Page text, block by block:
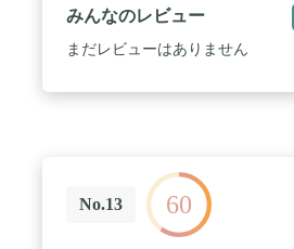
に優れた生地です。そして撥水
れています。 / ✅【ソロテントと
少人数のキャンプにオススメな
エステル65％、コットン35％、
属品：・本体×1・ペグ×8本・メ
ブロープ×4本・専用キャリーバ
(日本語) ※商品は、モニターに
みんなのレビュー
まだレビューはありません
No.13 60